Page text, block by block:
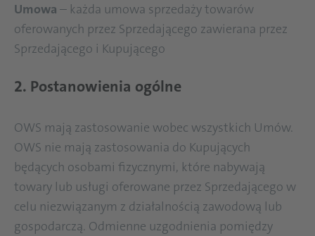
Umowa – każda umowa sprzedaży towarów
oferowanych przez Sprzedającego zawierana przez
Sprzedającego i Kupującego
2. Postanowienia ogólne
OWS mają zastosowanie wobec wszystkich Umów.
OWS nie mają zastosowania do Kupujących
będących osobami fizycznymi, które nabywają
towary lub usługi oferowane przez Sprzedającego w
celu niezwiązanym z działalnością zawodową lub
gospodarczą. Odmienne uzgodnienia pomiędzy